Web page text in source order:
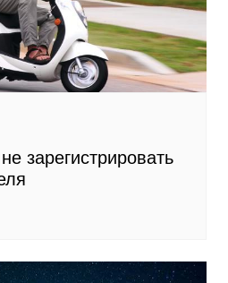
зарегистрировать